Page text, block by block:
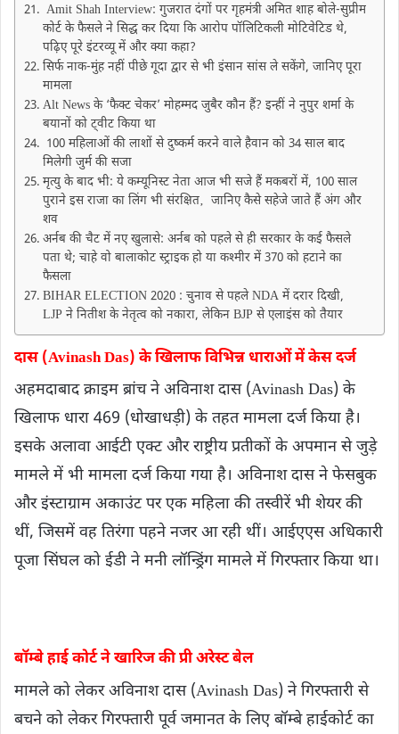
Amit Shah Interview: गुजरात दंगों पर गृहमंत्री अमित शाह बोले-सुप्रीम
कोर्ट के फैसले ने सिद्ध कर दिया कि आरोप पॉलिटिकली मोटिवेटिड थे,
पढ़िए पूरे इंटरव्यू में और क्या कहा?
सिर्फ नाक-मुंह नहीं पीछे गूदा द्वार से भी इंसान सांस ले सकेंगे, जानिए पूरा
मामला
Alt News के ‘फैक्ट चेकर’ मोहम्मद जुबैर कौन हैं? इन्हीं ने नुपुर शर्मा के
बयानों को ट्वीट किया था
100 महिलाओं की लाशों से दुष्कर्म करने वाले हैवान को 34 साल बाद
मिलेगी जुर्म की सजा
मृत्यु के बाद भी: ये कम्यूनिस्ट नेता आज भी सजे हैं मकबरों में, 100 साल
पुराने इस राजा का लिंग भी संरक्षित‚ जानिए कैसे सहेजे जाते हैं अंग और
शव
अर्नब की चैट में नए खुलासे: अर्नब को पहले से ही सरकार के कई फैसले
पता थे; चाहे वो बालाकोट स्ट्राइक हो या कश्मीर में 370 को हटाने का
फैसला
BIHAR ELECTION 2020 : चुनाव से पहले NDA में दरार दिखी,
LJP ने नितीश के नेतृत्व को नकारा, लेकिन BJP से एलाइंस को तैयार
दास (Avinash Das) के खिलाफ विभिन्न धाराओं में केस दर्ज
अहमदाबाद क्राइम ब्रांच ने अविनाश दास (Avinash Das) के
खिलाफ धारा 469 (धोखाधड़ी) के तहत मामला दर्ज किया है।
इसके अलावा आईटी एक्ट और राष्ट्रीय प्रतीकों के अपमान से जुड़े
मामले में भी मामला दर्ज किया गया है। अविनाश दास ने फेसबुक
और इंस्टाग्राम अकाउंट पर एक महिला की तस्वीरें भी शेयर की
थीं, जिसमें वह तिरंगा पहने नजर आ रही थीं। आईएएस अधिकारी
पूजा सिंघल को ईडी ने मनी लॉन्ड्रिंग मामले में गिरफ्तार किया था।
बॉम्बे हाई कोर्ट ने खारिज की प्री अरेस्ट बेल
मामले को लेकर अविनाश दास (Avinash Das) ने गिरफ्तारी से
बचने को लेकर गिरफ्तारी पूर्व जमानत के लिए बॉम्बे हाईकोर्ट का